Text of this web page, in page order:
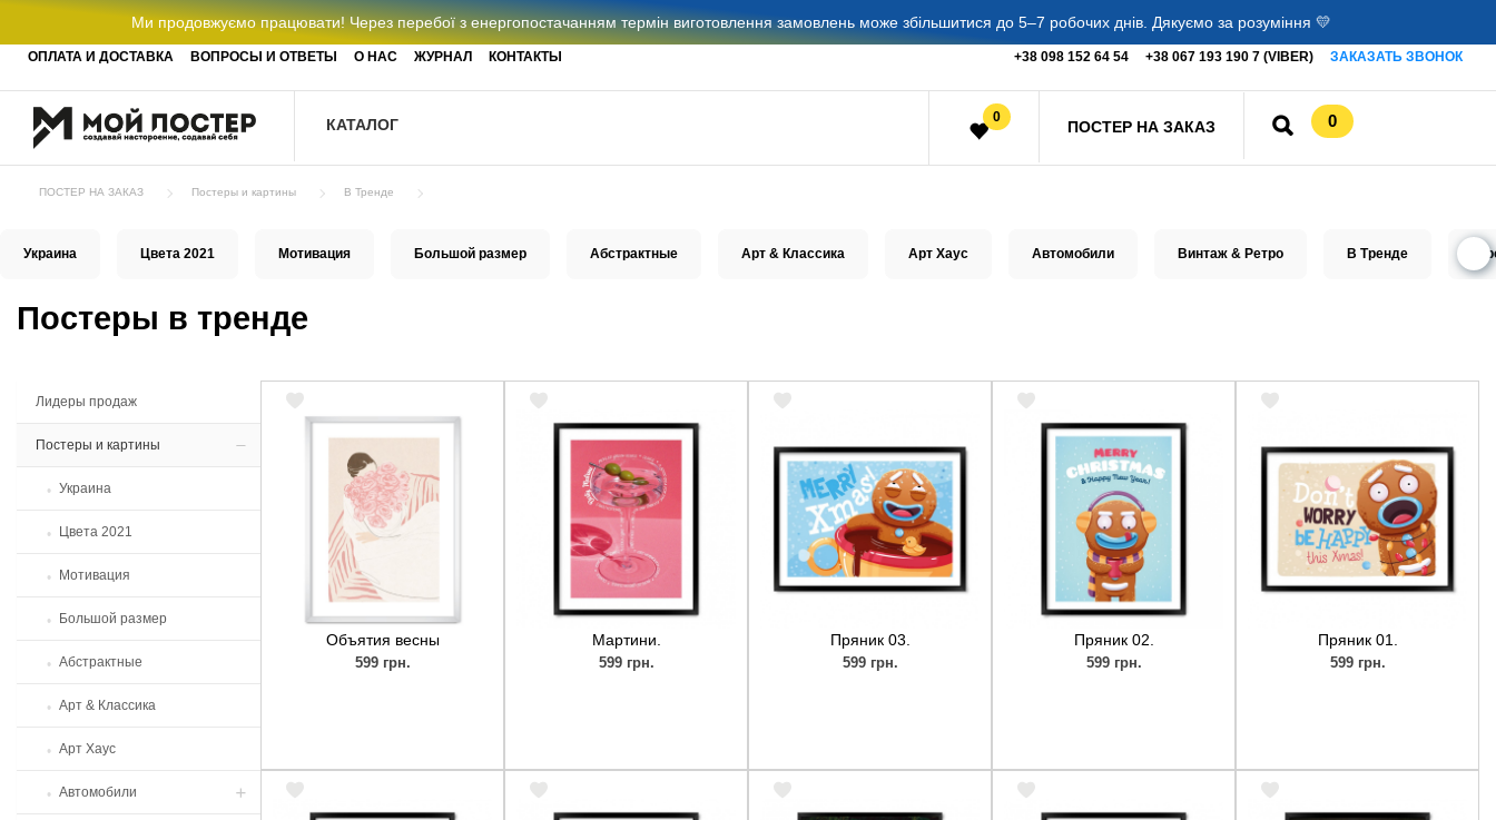
Ми продовжуємо працювати! Через перебої з енергопостачанням термін виготовлення замовлень може збільшитися до 5–7 робочих днів. Дякуємо за розуміння 💛
ОПЛАТА И ДОСТАВКА ВОПРОСЫ И ОТВЕТЫ О НАС ЖУРНАЛ КОНТАКТЫ +38 098 152 64 54 +38 067 193 190 7 (VIBER) ЗАКАЗАТЬ ЗВОНОК
КАТАЛОГ 0
ПОСТЕР НА ЗАКАЗ 0
ПОСТЕР НА ЗАКАЗ Постеры и картины В Тренде
Украина Цвета 2021 Мотивация Большой размер Абстрактные Арт & Классика Арт Хаус Автомобили Винтаж & Ретро В Тренде
Постеры в тренде
Лидеры продаж
Постеры и картины
Украина
Цвета 2021
Мотивация
Большой размер
Абстрактные
Арт & Классика
Арт Хаус
Автомобили
Объятия весны
599 грн.
Мартини.
599 грн.
Пряник 03.
599 грн.
Пряник 02.
599 грн.
Пряник 01.
599 грн.